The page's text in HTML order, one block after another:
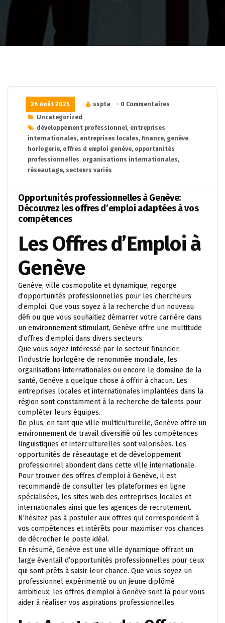
26 Août 2025 sspta
- 0 Commentaires
Uncategorized
développement professionnel, entreprises
internationales, entreprises locales, finance, genève,
horlogerie, offres d emploi genève, opportunités
professionnelles, organisations internationales,
réseautage, secteurs variés
Opportunités professionnelles à Genève:
Découvrez les offres d’emploi adaptées à vos
compétences
Les Offres d’Emploi à
Genève
Genève, ville cosmopolite et dynamique, regorge
d’opportunités professionnelles pour les chercheurs
d’emploi. Que vous soyez à la recherche d’un nouveau
défi ou que vous souhaitiez démarrer votre carrière dans
un environnement stimulant, Genève offre une multitude
d’offres d’emploi dans divers secteurs.
Que vous soyez intéressé par le secteur financier,
l’industrie horlogère de renommée mondiale, les
organisations internationales ou encore le domaine de la
santé, Genève a quelque chose à offrir à chacun. Les
entreprises locales et internationales implantées dans la
région sont constamment à la recherche de talents pour
compléter leurs équipes.
De plus, en tant que ville multiculturelle, Genève offre un
environnement de travail diversifié où les compétences
linguistiques et interculturelles sont valorisées. Les
opportunités de réseautage et de développement
professionnel abondent dans cette ville internationale.
Pour trouver des offres d’emploi à Genève, il est
recommandé de consulter les plateformes en ligne
spécialisées, les sites web des entreprises locales et
internationales ainsi que les agences de recrutement.
N’hésitez pas à postuler aux offres qui correspondent à
vos compétences et intérêts pour maximiser vos chances
de décrocher le poste idéal.
En résumé, Genève est une ville dynamique offrant un
large éventail d’opportunités professionnelles pour ceux
qui sont prêts à saisir leur chance. Que vous soyez un
professionnel expérimenté ou un jeune diplômé
ambitieux, les offres d’emploi à Genève sont là pour vous
aider à réaliser vos aspirations professionnelles.